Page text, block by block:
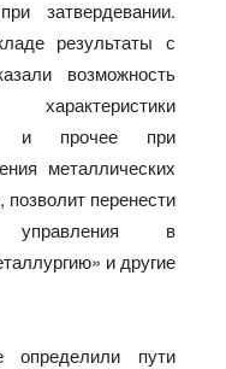
затвердевании.
результаты с
возможность
и прочее при
металлических
перенести
управления в
и другие
пути